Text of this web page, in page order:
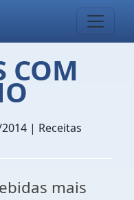
COM
| Receitas
mais